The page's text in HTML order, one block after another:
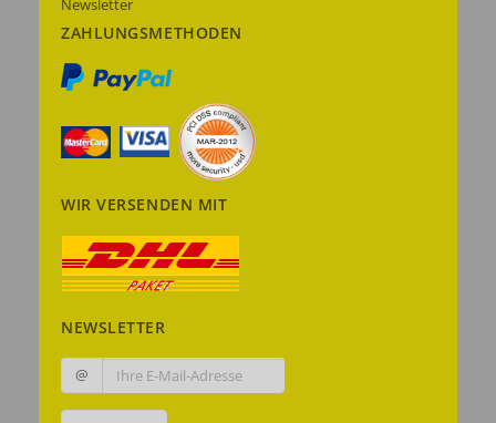
Newsletter
ZAHLUNGSMETHODEN
WIR VERSENDEN MIT
NEWSLETTER
@